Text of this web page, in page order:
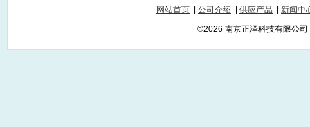
网站首页 公司介绍 供应产品
新闻中
©2026 南京正泽科技有限公